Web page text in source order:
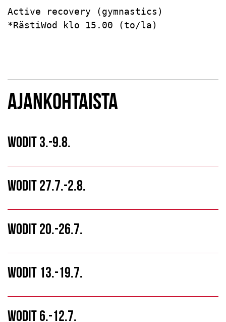
Active recovery (gymnastics)
*RästiWod klo 15.00 (to/la)
AJANKOHTAISTA
WODIT 3.-9.8.
WODIT 27.7.-2.8.
WODIT 20.-26.7.
WODIT 13.-19.7.
WODIT 6.-12.7.